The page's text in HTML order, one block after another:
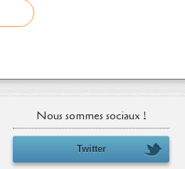
Nous sommes sociaux !
Twitter